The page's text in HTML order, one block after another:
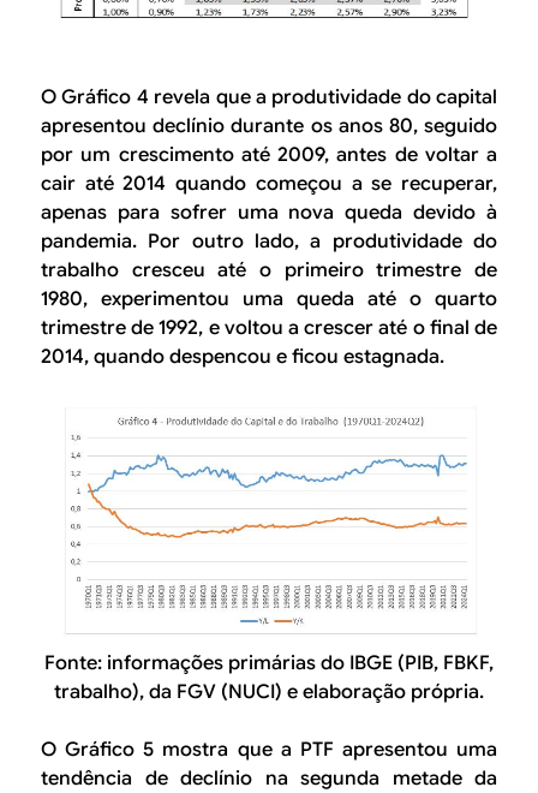
O Gráfico 4 revela que a produtividade do capital
apresentou declínio durante os anos 80, seguido
por um crescimento até 2009, antes de voltar a
cair até 2014 quando começou a se recuperar,
apenas para sofrer uma nova queda devido à
pandemia. Por outro lado, a produtividade do
trabalho cresceu até o primeiro trimestre de
1980, experimentou uma queda até o quarto
trimestre de 1992, e voltou a crescer até o final de
2014, quando despencou e ficou estagnada.
Fonte: informações primárias do IBGE (PIB, FBKF,
trabalho), da FGV (NUCI) e elaboração própria.
O Gráfico 5 mostra que a PTF apresentou uma
tendência de declínio na segunda metade da